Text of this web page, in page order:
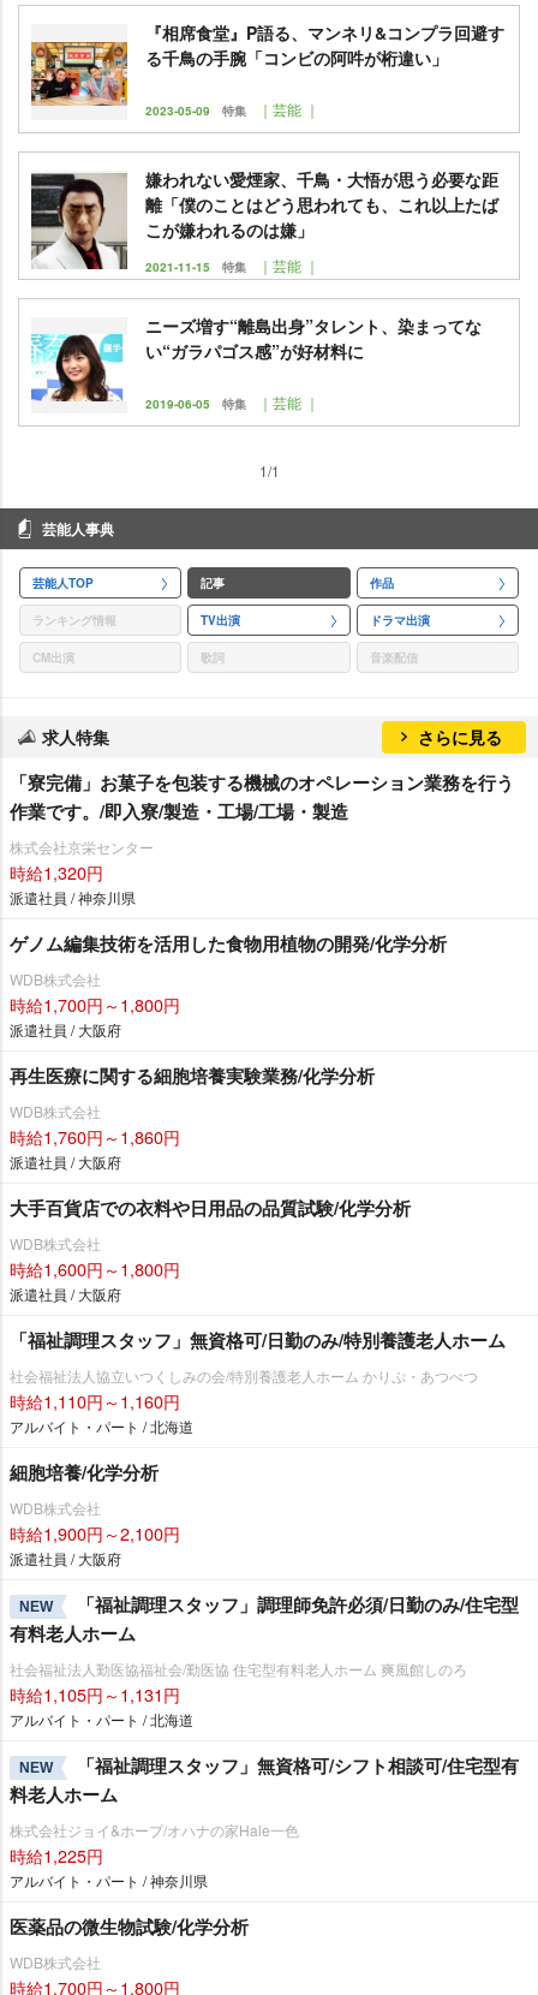
『相席食堂』P語る、マンネリ&コンプラ回避す
る千鳥の手腕「コンビの阿吽が桁違い」
2023-05-09 特集 ｜芸能 ｜
嫌われない愛煙家、千鳥・大悟が思う必要な距
離「僕のことはどう思われても、これ以上たば
こが嫌われるのは嫌」
2021-11-15 特集 ｜芸能 ｜
ニーズ増す“離島出身”タレント、染まってな
い“ガラパゴス感”が好材料に
2019-06-05 特集 ｜芸能 ｜
1/1
芸能人事典
芸能人TOP 記事 作品
ランキング情報 TV出演 ドラマ出演
CM出演 歌詞 音楽配信
求人特集 さらに見る
「寮完備」お菓子を包装する機械のオペレーション業務を行う
作業です。/即入寮/製造・工場/工場・製造
株式会社京栄センター
時給1,320円
派遣社員 / 神奈川県
ゲノム編集技術を活用した食物用植物の開発/化学分析
WDB株式会社
時給1,700円～1,800円
派遣社員 / 大阪府
再生医療に関する細胞培養実験業務/化学分析
WDB株式会社
時給1,760円～1,860円
派遣社員 / 大阪府
大手百貨店での衣料や日用品の品質試験/化学分析
WDB株式会社
時給1,600円～1,800円
派遣社員 / 大阪府
「福祉調理スタッフ」無資格可/日勤のみ/特別養護老人ホーム
社会福祉法人協立いつくしみの会/特別養護老人ホーム かりぷ・あつべつ
時給1,110円～1,160円
アルバイト・パート / 北海道
細胞培養/化学分析
WDB株式会社
時給1,900円～2,100円
派遣社員 / 大阪府
NEW
「福祉調理スタッフ」調理師免許必須/日勤のみ/住宅型
有料老人ホーム
社会福祉法人勤医協福祉会/勤医協 住宅型有料老人ホーム 爽風館しのろ
時給1,105円～1,131円
アルバイト・パート / 北海道
NEW
「福祉調理スタッフ」無資格可/シフト相談可/住宅型有
料老人ホーム
株式会社ジョイ&ホープ/オハナの家Hale一色
時給1,225円
アルバイト・パート / 神奈川県
医薬品の微生物試験/化学分析
WDB株式会社
時給1,700円～1,800円